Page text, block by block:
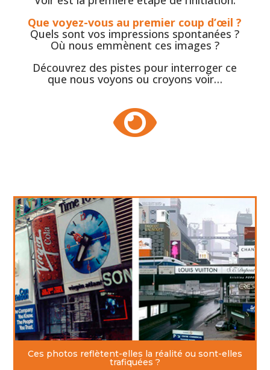

Que voyez-vous au premier coup d’œil ?
Quels sont vos impressions spontanées ?
Où nous emmènent ces images ?
Découvrez des pistes pour interroger ce
que nous voyons ou croyons voir…
Ces photos reflètent-elles la réalité ou sont-elles
trafiquées ?